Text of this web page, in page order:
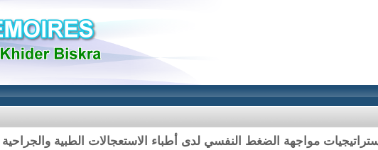
مواجهة الضغط النفسي لدى أطباء الاستعجالات الطبية والجراحية